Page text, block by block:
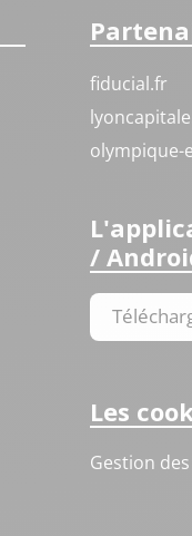
fiducial.fr
olympique-
/
Les
Gestion